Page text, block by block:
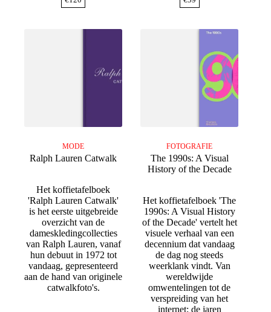
MODE
Ralph Lauren Catwalk
Het koffietafelboek
'Ralph Lauren Catwalk'
is het eerste uitgebreide
overzicht van de
dameskledingcollecties
van Ralph Lauren, vanaf
hun debuut in 1972 tot
vandaag, gepresenteerd
aan de hand van originele
catwalkfoto's.
FOTOGRAFIE
The 1990s: A Visual
History of the Decade
Het koffietafelboek 'The
1990s: A Visual History
of the Decade' vertelt het
visuele verhaal van een
decennium dat vandaag
de dag nog steeds
weerklank vindt. Van
wereldwijde
omwentelingen tot de
verspreiding van het
internet: de jaren